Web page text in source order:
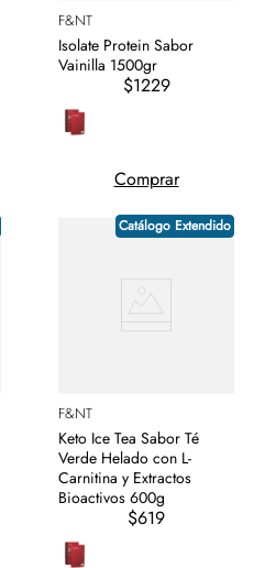
F&NT
Isolate Protein Sabor
Vainilla 1500gr
$1229
Comprar
Catálogo Extendido
F&NT
Keto Ice Tea Sabor Té
Verde Helado con L-
Carnitina y Extractos
Bioactivos 600g
$619